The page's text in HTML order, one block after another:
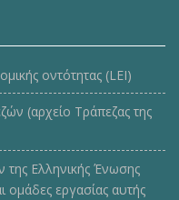
οντότητας (LEI)
(αρχείο Τράπεζας της
Ελληνικής Ένωσης
ομάδες εργασίας αυτής